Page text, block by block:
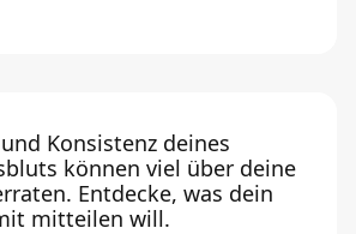
Konsistenz deines
können viel über deine
Entdecke, was dein
mitteilen will.